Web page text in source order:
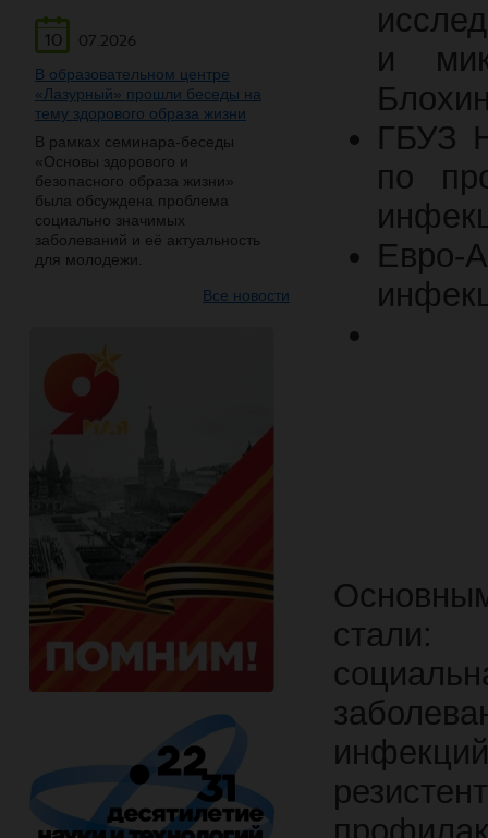
10
07.2026
В образовательном центре
«Лазурный» прошли беседы на
тему здорового образа жизни
В рамках семинара-беседы
«Основы здорового и
безопасного образа жизни»
была обсуждена проблема
социально значимых
заболеваний и её актуальность
для молодежи.
Все новости
и
ГБУЗ
по
стали: